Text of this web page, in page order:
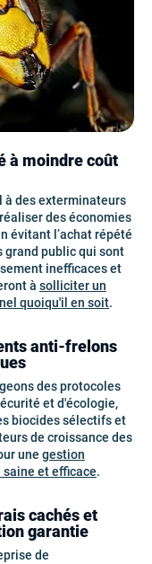
à moindre coût
à des exterminateurs
des économies
évitant l’achat répété
grand public qui sont
inefficaces et
à solliciter un
quoiqu'il en soit.
anti-frelons
des protocoles
et d'écologie,
biocides sélectifs et
de croissance des
une gestion
et efficace.
cachés et
garantie
de